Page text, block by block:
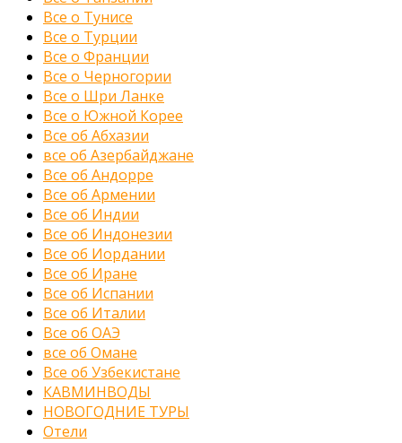
Все о Тунисе
Все о Турции
Все о Франции
Все о Черногории
Все о Шри Ланке
Все о Южной Корее
Все об Абхазии
все об Азербайджане
Все об Андорре
Все об Армении
Все об Индии
Все об Индонезии
Все об Иордании
Все об Иране
Все об Испании
Все об Италии
Все об ОАЭ
все об Омане
Все об Узбекистане
КАВМИНВОДЫ
НОВОГОДНИЕ ТУРЫ
Отели